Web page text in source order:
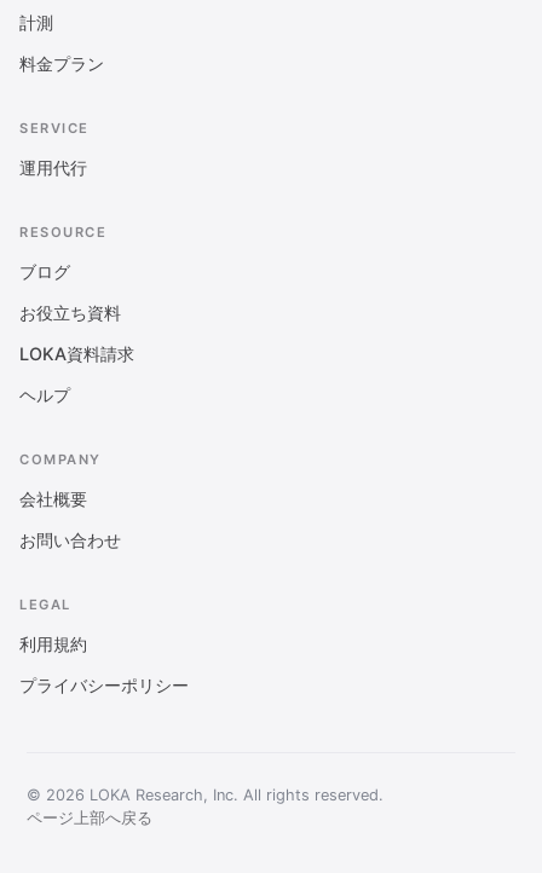
計測
料金プラン
SERVICE
運用代行
RESOURCE
ブログ
お役立ち資料
LOKA資料請求
ヘルプ
COMPANY
会社概要
お問い合わせ
LEGAL
利用規約
プライバシーポリシー
© 2026 LOKA Research, Inc. All rights reserved.
ページ上部へ戻る